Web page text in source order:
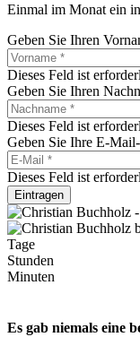
Einmal im Monat ein
Geben Sie Ihren
Dieses Feld ist
Geben Sie Ihren
Dieses Feld ist
Geben Sie Ihre E-
Dieses Feld ist
Eintragen
Tage
Stunden
Minuten
Es gab niemals eine